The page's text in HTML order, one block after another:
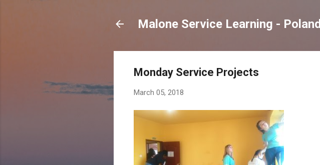
Malone Service Learning - Poland
Monday Service Projects
March 05, 2018